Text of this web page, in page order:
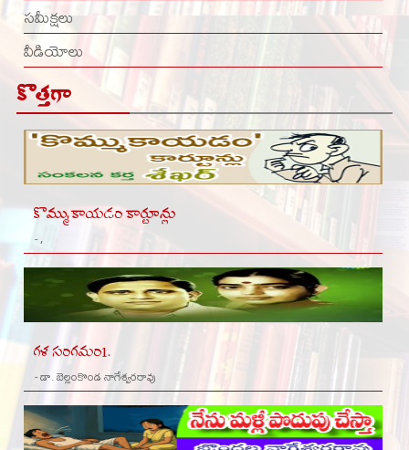
సమీక్షలు
వీడియోలు
కొత్తగా
కొమ్ముకాయడం కార్టూన్లు
- ,
గళ సంగమం1.
- డా. బెల్లంకొండ నాగేశ్వరరావు